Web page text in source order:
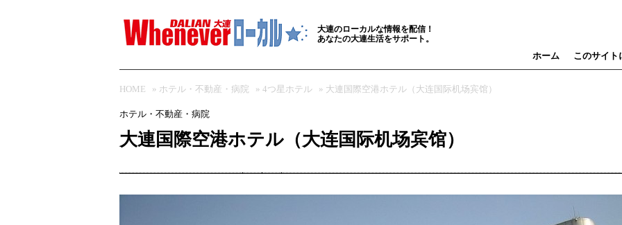
大連のローカルな情報を配信！
あなたの大連生活をサポート。
ホーム
このサイト
HOME » ホテル・不動産・病院 » 4つ星ホテル » 大連国際空港ホテル（大连国际机场宾馆）
ホテル・不動産・病院
大連国際空港ホテル（大连国际机场宾馆）